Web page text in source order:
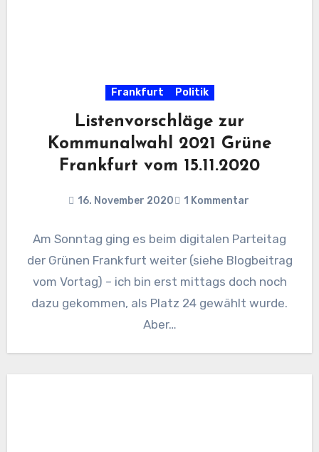
Frankfurt Politik
Listenvorschläge zur
Kommunalwahl 2021 Grüne
Frankfurt vom 15.11.2020
16. November 2020 1 Kommentar
Am Sonntag ging es beim digitalen Parteitag
der Grünen Frankfurt weiter (siehe Blogbeitrag
vom Vortag) – ich bin erst mittags doch noch
dazu gekommen, als Platz 24 gewählt wurde.
Aber…